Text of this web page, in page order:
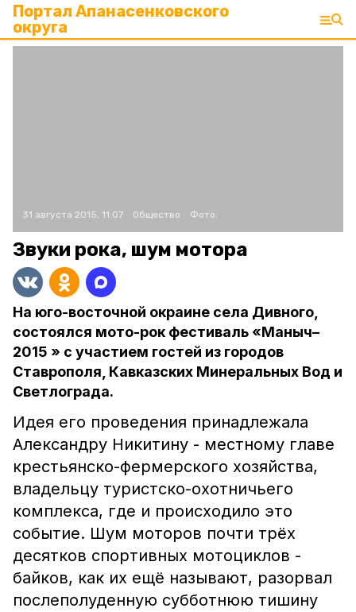
Портал Апанасенковского
округа
31 августа 2015, 11:07 Общество Фото:
Звуки рока, шум мотора
На юго-восточной окраине села Дивного,
состоялся мото-рок фестиваль «Маныч–
2015 » с участием гостей из городов
Ставрополя, Кавказских Минеральных Вод и
Светлограда.
Идея его проведения принадлежала
Александру Никитину - местному главе
крестьянско-фермерского хозяйства,
владельцу туристско-охотничьего
комплекса, где и происходило это
событие. Шум моторов почти трёх
десятков спортивных мотоциклов -
байков, как их ещё называют, разорвал
послеполуденную субботнюю тишину